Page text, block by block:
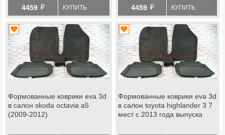
4459 й КУПИТЬ 4459 й КУПИТЬ
Формованные коврики eva 3d
в салон skoda octavia a5
(2009-2012)
Формованные коврики eva 3d
в салон toyota highlander 3 7
мест с 2013 года выпуска